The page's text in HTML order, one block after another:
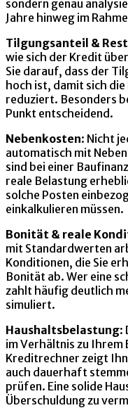
sondern genau
Jahre hinweg im
Tilgungsanteil &
wie sich der Kredit
Sie darauf, dass der
hoch ist, damit sich
reduziert. Besonders
Punkt entscheidend.
Nebenkosten: Nicht
automatisch mit
sind bei einer
reale Belastung
solche Posten
einkalkulieren müssen.
Bonität & reale
mit Standardwerten
Konditionen, die Sie
Bonität ab. Wer eine
zahlt häufig deutlich
simuliert.
Haushaltsbelastung:
im Verhältnis zu Ihrem
Kreditrechner zeigt
auch dauerhaft
prüfen. Eine solide
Überschuldung zu